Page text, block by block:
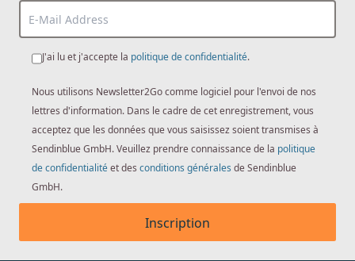
J'ai lu et j'accepte la politique de confidentialité.
Nous utilisons Newsletter2Go comme logiciel pour l'envoi de nos
lettres d'information. Dans le cadre de cet enregistrement, vous
acceptez que les données que vous saisissez soient transmises à
Sendinblue GmbH. Veuillez prendre connaissance de la politique
de confidentialitéet des conditions générales de Sendinblue
GmbH.
Inscription